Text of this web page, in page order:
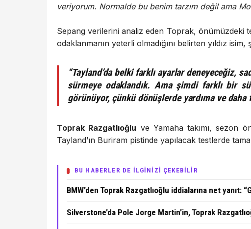
veriyorum. Normalde bu benim tarzım değil ama
Sepang verilerini analiz eden Toprak, önümüzdeki
odaklanmanın yeterli olmadığını belirten yıldız
“Tayland’da belki farklı ayarlar deneyeceğiz,
sürmeye odaklandık. Ama şimdi farklı bir
görünüyor, çünkü dönüşlerde yardıma ve
Toprak Razgatlıoğlu ve Yamaha takımı, sezon
Tayland’ın Buriram pistinde yapılacak testlerde
BU HABERLER DE İLGİNİZİ ÇEKEBİLİR
BMW’den Toprak Razgatlıoğlu iddialarına net yanıt:
Silverstone’da Pole Jorge Martin’in, Toprak